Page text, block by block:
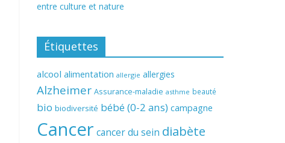
entre culture et nature
Étiquettes
alcool alimentation allergie allergies
Alzheimer Assurance-maladie asthme beauté
bio biodiversité bébé (0-2 ans) campagne
Cancer cancer du sein diabète